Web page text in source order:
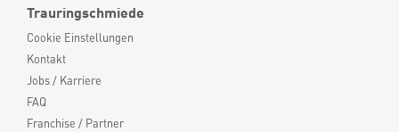
Trauringschmiede
Cookie Einstellungen
Kontakt
Jobs / Karriere
FAQ
Franchise / Partner